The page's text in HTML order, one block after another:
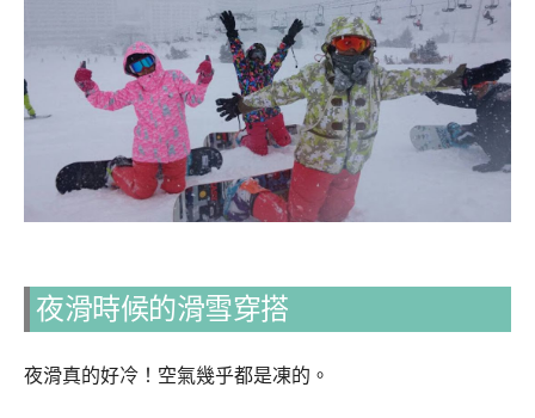
夜滑時候的滑雪穿搭
夜滑真的好冷！空氣幾乎都是凍的。